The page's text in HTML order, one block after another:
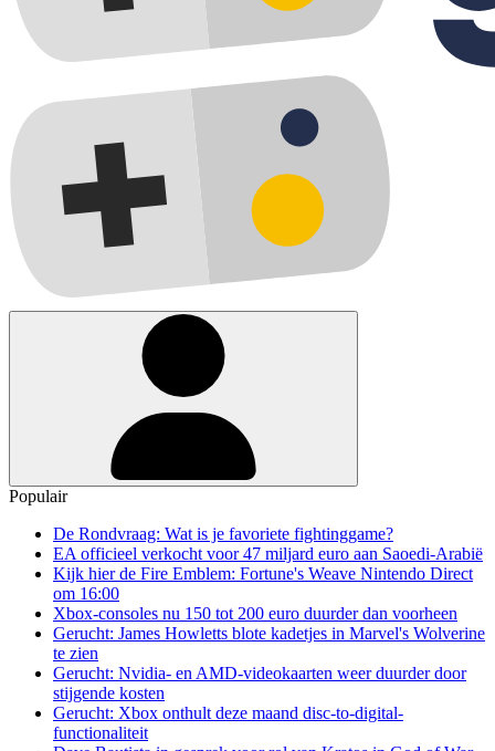
Populair
De Rondvraag: Wat is je favoriete fightinggame?
EA officieel verkocht voor 47 miljard euro aan Saoedi-Arabië
Kijk hier de Fire Emblem: Fortune's Weave Nintendo Direct
om 16:00
Xbox-consoles nu 150 tot 200 euro duurder dan voorheen
Gerucht: James Howletts blote kadetjes in Marvel's Wolverine
te zien
Gerucht: Nvidia- en AMD-videokaarten weer duurder door
stijgende kosten
Gerucht: Xbox onthult deze maand disc-to-digital-
functionaliteit